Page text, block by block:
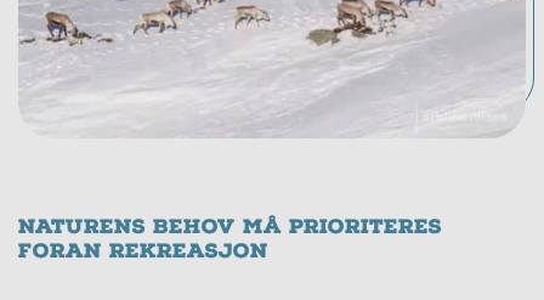
Naturens behov må prioriteres
foran rekreasjon